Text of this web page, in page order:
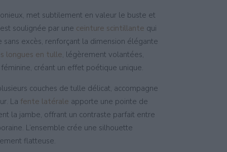
met subtilement en valeur le buste et
soulignée par une ceinture scintillante qui
excès, renforçant la dimension élégante
longues en tulle, légèrement volantées,
créant un effet poétique unique.
couches de tulle délicat, accompagne
La fente latérale apporte une pointe de
la jambe, offrant un contraste parfait entre
L’ensemble crée une silhouette
flatteuse.